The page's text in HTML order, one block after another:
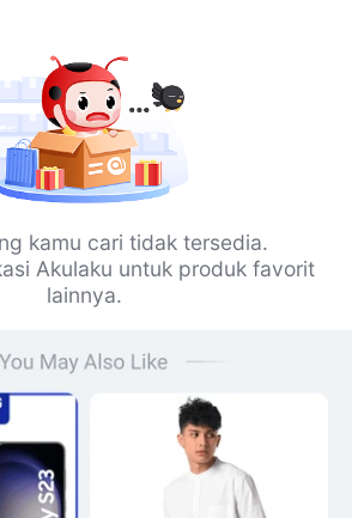
kamu cari tidak tersedia.
Akulaku untuk produk favorit
lainnya.